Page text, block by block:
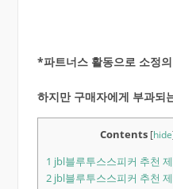
*파트너스 활동으로 소정
하지만 구매자에게 부과되
Contents [hide
1 jbl블루투스스피커 추천
2jbl블루투스스피커 추천 제